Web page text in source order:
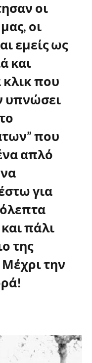
οι
οι
εμείς ως
και
που
υπνώσει
που
απλό
για
πάλι
της
την